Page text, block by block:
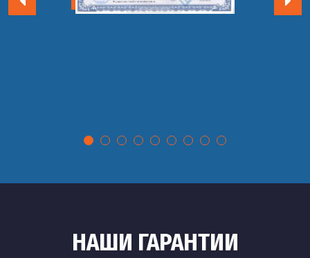
НАШИ ГАРАНТИИ